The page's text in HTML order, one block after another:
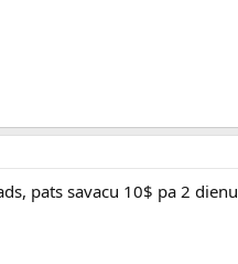
pats savacu 10$ pa 2 dienu